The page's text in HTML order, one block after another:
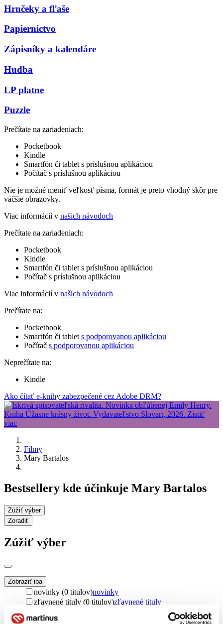
Hrnčeky a fľaše
Papiernictvo
Zápisníky a kalendáre
Hudba
LP platne
Puzzle
Prečítate na zariadeniach:
Pocketbook
Kindle
Smartfón či tablet s príslušnou aplikáciou
Počítač s príslušnou aplikáciou
Nie je možné meniť veľkosť písma, formát je preto vhodný skôr pre
väčšie obrazovky.
Viac informácií v našich návodoch
Prečítate na zariadeniach:
Pocketbook
Kindle
Smartfón či tablet s príslušnou aplikáciou
Počítač s príslušnou aplikáciou
Viac informácií v našich návodoch
Prečítate na:
Pocketbook
Smartfón či tablet s podporovanou aplikáciou
Počítač s podporovanou aplikáciou
Neprečítate na:
Kindle
Ako čítať e-knihy zabezpečené cez Adobe DRM?
Filmy
Mary Bartalos
Bestsellery kde účinkuje Mary Bartalos
Zúžiť výber
Zoradiť
Zúžiť výber
Zobraziť iba
novinky (0 titulov)novinky
zľavnené tituly (0 titulov)zľavnené tituly
Dostupnosť